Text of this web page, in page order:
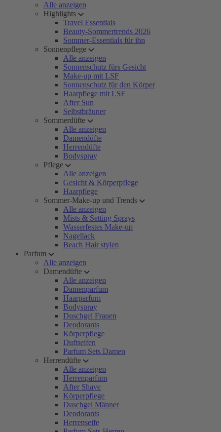
Alle anzeigen
Highlights
Travel Essentials
Beauty-Sommertrends 2026
Sommer-Essentials für ihn
Sonnenpflege
Alle anzeigen
Sonnenschutz fürs Gesicht
Make-up mit LSF
Sonnenschutz für den Körper
Haarpflege mit LSF
After Sun
Selbstbräuner
Sommerdüfte
Alle anzeigen
Damendüfte
Herrendüfte
Bodyspray
Pflege
Alle anzeigen
Gesicht & Körperpflege
Haarpflege
Sommer-Make-up und Trends
Alle anzeigen
Mists & Setting Sprays
Wasserfestes Make-up
Nagellack
Beach Hair stylen
Parfum
Alle anzeigen
Damendüfte
Alle anzeigen
Damenparfum
Haarparfum
Bodyspray
Duschgel Frauen
Deodorants
Körperpflege
Duftseifen
Parfum Sets Damen
Herrendüfte
Alle anzeigen
Herrenparfum
After Shave
Körperpflege
Duschgel Männer
Deodorants
Herrenseife